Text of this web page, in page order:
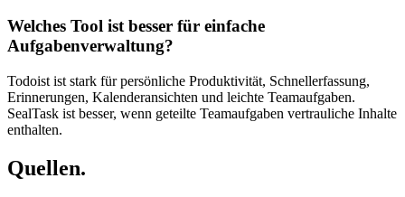
Welches Tool ist besser für einfache
Aufgabenverwaltung?
Todoist ist stark für persönliche Produktivität, Schnellerfassung,
Erinnerungen, Kalenderansichten und leichte Teamaufgaben.
SealTask ist besser, wenn geteilte Teamaufgaben vertrauliche Inhalte
enthalten.
Quellen.